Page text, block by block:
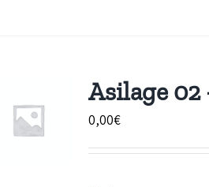
Asilage 02
0,00€